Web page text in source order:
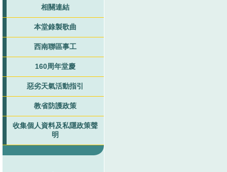
相關連結
本堂錄製歌曲
西南聯區事工
160周年堂慶
惡劣天氣活動指引
教省防護政策
收集個人資料及私隱政策聲
明